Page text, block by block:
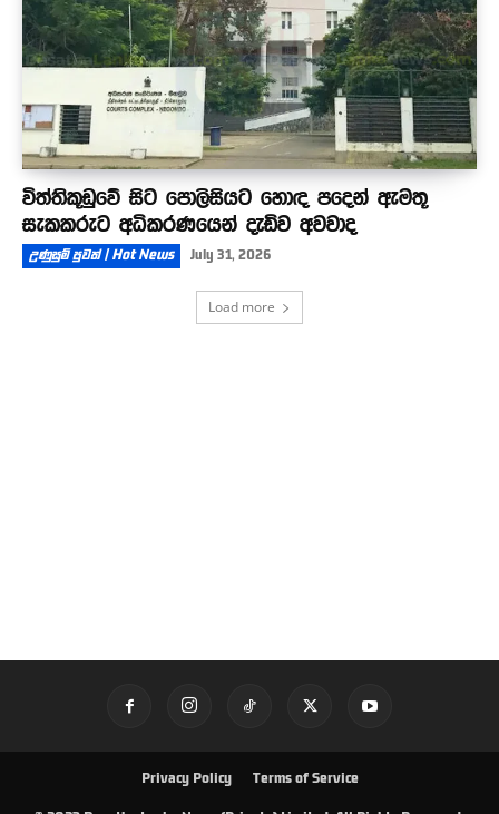
විත්තිකූඩුවේ සිට පොලිසියට හොඳ පදෙන් ඇමතූ
සැකකරුට අධිකරණයෙන් දැඩිව අවවාද
උණුසුම් පුවත් | Hot News July 31, 2026
Load more
Privacy Policy Terms of Service